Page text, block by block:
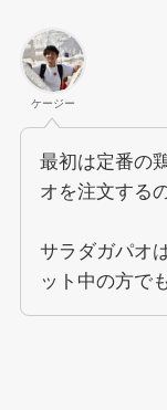
ケージー
最初は定番の
オを注文する
サラダガパオ
ット中の方で